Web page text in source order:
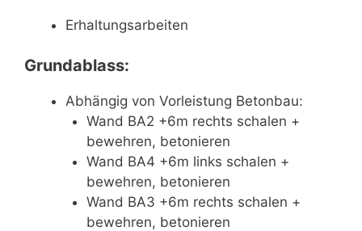
Erhaltungsarbeiten
Grundablass:
Abhängig von Vorleistung Betonbau:
Wand BA2 +6m rechts schalen +
bewehren, betonieren
Wand BA4 +6m links schalen +
bewehren, betonieren
Wand BA3 +6m rechts schalen +
bewehren, betonieren